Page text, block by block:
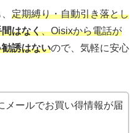
定期縛り・自動引き落とし
はなく、Oisixから電話が
勧誘はないので、気軽に安心
メールでお買い得情報が届